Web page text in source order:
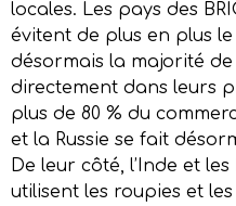
locales. Les pays des
évitent de plus en plus
désormais la majorité
directement dans leurs
plus de 80 % du
et la Russie se fait
De leur côté, l’Inde et
utilisent les roupies et